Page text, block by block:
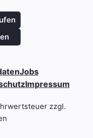
Jobs
Impressum
zzgl.